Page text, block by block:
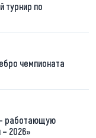
турнир по
чемпионата
– работающую
2026»